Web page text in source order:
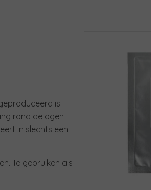
is
rond de ogen
in slechts een
Te gebruiken als